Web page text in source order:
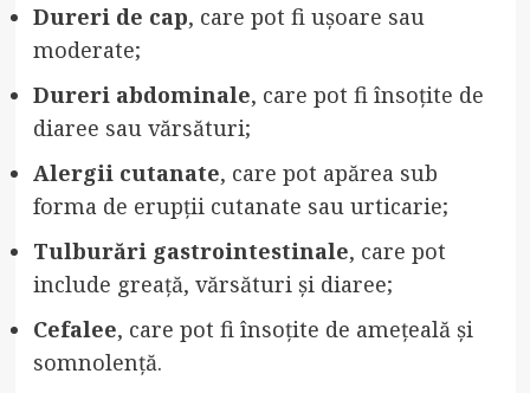
Dureri de cap, care pot fi ușoare sau
moderate;
Dureri abdominale, care pot fi însoțite de
diaree sau vărsături;
Alergii cutanate, care pot apărea sub
forma de erupții cutanate sau urticarie;
Tulburări gastrointestinale, care pot
include greață, vărsături și diaree;
Cefalee, care pot fi însoțite de amețeală și
somnolență.